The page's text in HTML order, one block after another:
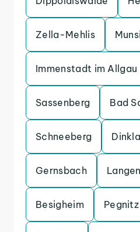
Zella-Mehlis
Immenstadt im Allgau
Sassenberg Bad
Schneeberg
Gernsbach
Besigheim Pegnitz